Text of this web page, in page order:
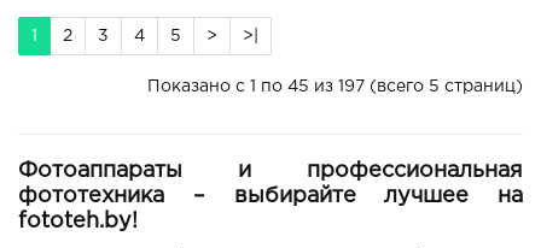
1 2 3 4 5 > >|
Показано с 1 по 45 из 197 (всего 5 страниц)
Фотоаппараты и профессиональная
фототехника – выбирайте лучшее на
fototeh.by!